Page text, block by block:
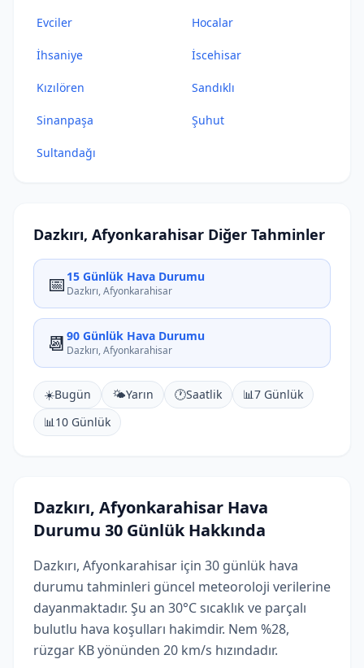
Evciler Hocalar
İhsaniye İscehisar
Kızılören Sandıklı
Sinanpaşa Şuhut
Sultandağı
Dazkırı, Afyonkarahisar Diğer Tahminler
📅 15 Günlük Hava Durumu
Dazkırı, Afyonkarahisar
📆 90 Günlük Hava Durumu
Dazkırı, Afyonkarahisar
☀️Bugün 🌤️Yarın 🕐Saatlik 📊7 Günlük
📊10 Günlük
Dazkırı, Afyonkarahisar Hava
Durumu 30 Günlük Hakkında
Dazkırı, Afyonkarahisar için 30 günlük hava
durumu tahminleri güncel meteoroloji verilerine
dayanmaktadır. Şu an 30°C sıcaklık ve parçalı
bulutlu hava koşulları hakimdir. Nem %28,
rüzgar KB yönünden 20 km/s hızındadır.